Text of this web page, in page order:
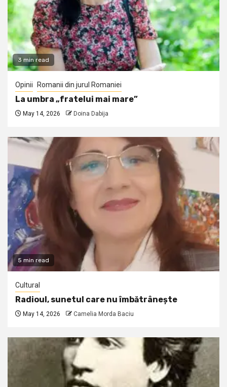
3 min read
Opinii Romanii din jurul Romaniei
La umbra „fratelui mai mare”
May 14, 2026 Doina Dabija
5 min read
Cultural
Radioul, sunetul care nu îmbătrânește
May 14, 2026 Camelia Morda Baciu